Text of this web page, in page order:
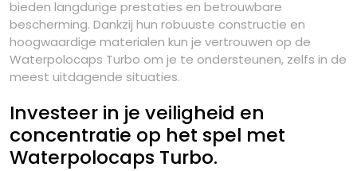
bieden langdurige prestaties en betrouwbare
bescherming. Dankzij hun robuuste constructie en
hoogwaardige materialen kun je vertrouwen op de
Waterpolocaps Turbo om je te ondersteunen, zelfs in de
meest uitdagende situaties.
Investeer in je veiligheid en
concentratie op het spel met
Waterpolocaps Turbo.